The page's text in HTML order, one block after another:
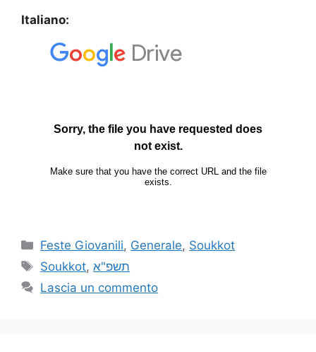
Italiano:
Feste Giovanili, Generale, Soukkot
Soukkot,תשפ"א
Lascia un commento